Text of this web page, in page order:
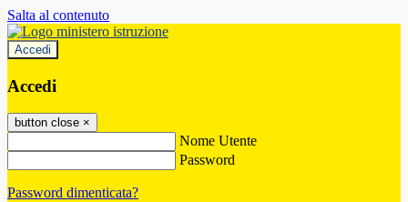
Salta al contenuto
Accedi
Accedi
button close ×
Nome Utente
Password
Password dimenticata?